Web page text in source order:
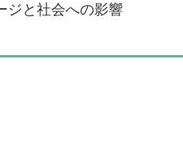
ジと社会への影響